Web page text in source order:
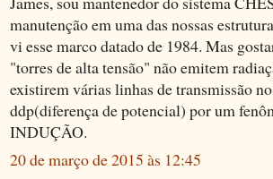
manutenção em uma das nossas
vi esse marco datado de 1984. Mas
"torres de alta tensão" não emitem
existirem várias linhas de transmissão
ddp(diferença de potencial) por um
INDUÇÃO.
20 de março de 2015 às 12:45